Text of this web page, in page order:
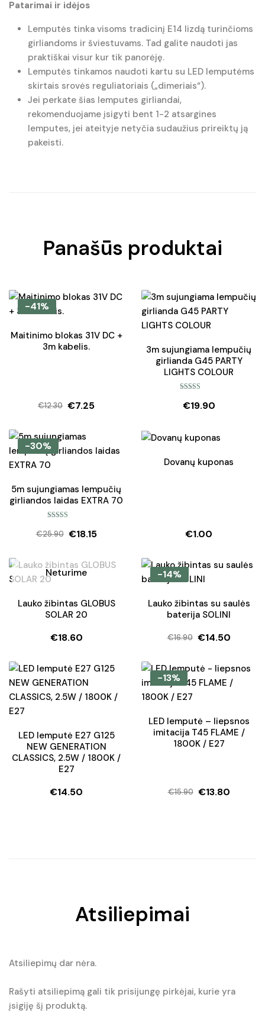
Patarimai ir idėjos
Lemputės tinka visoms tradicinį E14 lizdą turinčioms
girliandoms ir šviestuvams. Tad galite naudoti jas
praktiškai visur kur tik panorėję.
Lemputės tinkamos naudoti kartu su LED lemputėms
skirtais srovės reguliatoriais („dimeriais“).
Jei perkate šias lemputes girliandai,
rekomenduojame įsigyti bent 1-2 atsargines
lemputes, jei ateityje netyčia sudaužius prireiktų ją
pakeisti.
Panašūs produktai
-41%
Maitinimo blokas 31V DC +
3m kabelis.
€12.30
Original
was:
€12.30.
€7.25
Current
is:
€7.25.
3m sujungiama lempučių
girlianda G45 PARTY
LIGHTS COLOUR
5.00iš 5
€19.90
-30%
5m sujungiamas lempučių
girliandos laidas EXTRA 70
5.00 iš 5
€25.90
Original
was:
€18.15
Current
is:
Dovanų kuponas
€1.00
Neturime
Lauko žibintas GLOBUS
SOLAR 20
€18.60
-14%
Lauko žibintas su saulės
baterija SOLINI
€16.90
Original
was:
€16.90.
€14.50
Current
is:
€14.50.
LED lemputė E27 G125
NEW GENERATION
CLASSICS, 2.5W / 1800K /
E27
€14.50
-13%
LED lemputė – liepsnos
imitacija T45 FLAME /
1800K / E27
€15.90
Original
€13.80
Current
Atsiliepimai
Atsiliepimų dar nėra.
Rašyti atsiliepimą gali tik prisijungę pirkėjai, kurie yra
įsigiję šį produktą.